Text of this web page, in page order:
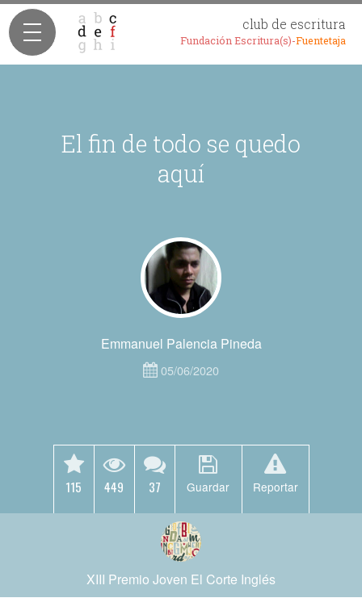
club de escritura
Fundación Escritura(s)-Fuentetaja
El fin de todo se quedo
aquí
Emmanuel Palencia Pineda
05/06/2020
115 449 37 Guardar Reportar
XIII Premio Joven El Corte Inglés